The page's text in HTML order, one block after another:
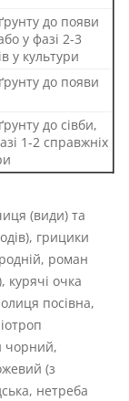
до появи
у фазі 2-3
у культури
до появи
до сівби,
1-2 справжніх
(види) та
грицики
роман
очка
посівна,
чорний,
(з
нетреба